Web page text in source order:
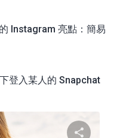
Instagram 亮點：簡易
登入某人的 Snapchat